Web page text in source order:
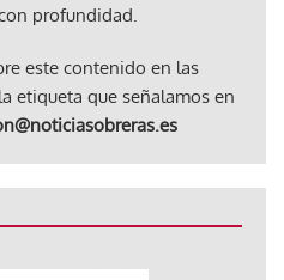
profundidad.
este contenido en las
etiqueta que señalamos en